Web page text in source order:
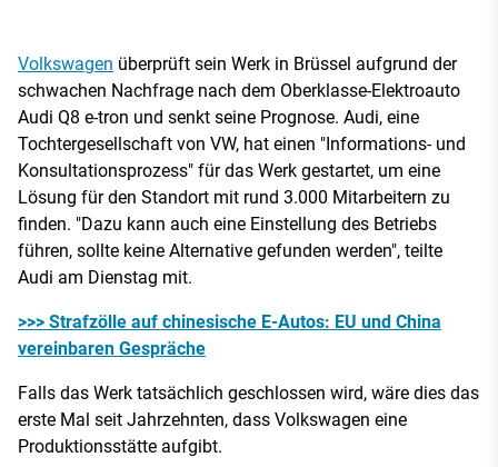
Volkswagen überprüft sein Werk in Brüssel aufgrund der
schwachen Nachfrage nach dem Oberklasse-Elektroauto
Audi Q8 e-tron und senkt seine Prognose. Audi, eine
Tochtergesellschaft von VW, hat einen "Informations- und
Konsultationsprozess" für das Werk gestartet, um eine
Lösung für den Standort mit rund 3.000 Mitarbeitern zu
finden. "Dazu kann auch eine Einstellung des Betriebs
führen, sollte keine Alternative gefunden werden", teilte
Audi am Dienstag mit.
>>> Strafzölle auf chinesische E-Autos: EU und China
vereinbaren Gespräche
Falls das Werk tatsächlich geschlossen wird, wäre dies das
erste Mal seit Jahrzehnten, dass Volkswagen eine
Produktionsstätte aufgibt.